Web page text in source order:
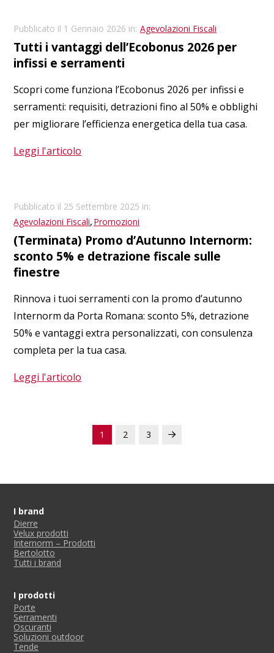
Pubblicato il 1 Gennaio 2026 in: Agevolazioni Fiscali
Tutti i vantaggi dell’Ecobonus 2026 per
infissi e serramenti
Scopri come funziona l’Ecobonus 2026 per infissi e
serramenti: requisiti, detrazioni fino al 50% e obblighi
per migliorare l’efficienza energetica della tua casa.
Leggi l'articolo
Pubblicato il 25 Settembre 2025 in:
Agevolazioni Fiscali, Promozioni
(Terminata) Promo d’Autunno Internorm:
sconto 5% e detrazione fiscale sulle
finestre
Rinnova i tuoi serramenti con la promo d’autunno
Internorm da Porta Romana: sconto 5%, detrazione
50% e vantaggi extra personalizzati, con consulenza
completa per la tua casa.
Leggi l'articolo
1 2 3 Next
I brand
Dierre
Velux prodotti
Internorm – Prodotti
Bertolotto
Tutti i brand
I prodotti
Porte
Serramenti
Oscuranti
Soluzioni outdoor
Tende